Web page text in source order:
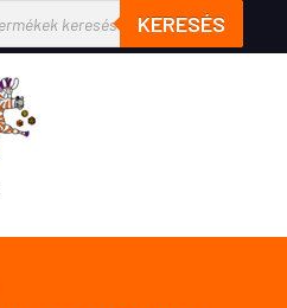
KERESÉS